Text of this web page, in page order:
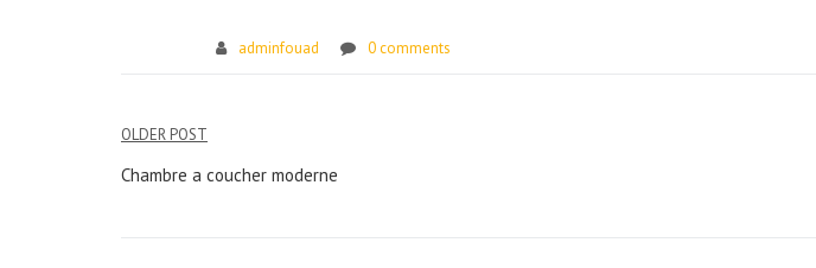
adminfouad 0 comments
Navigation
de
OLDER POST
Chambre a coucher moderne